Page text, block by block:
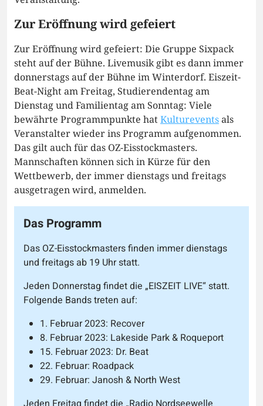
Zur Eröffnung wird gefeiert
Zur Eröffnung wird gefeiert: Die Gruppe Sixpack
steht auf der Bühne. Livemusik gibt es dann immer
donnerstags auf der Bühne im Winterdorf. Eiszeit-
Beat-Night am Freitag, Studierendentag am
Dienstag und Familientag am Sonntag: Viele
bewährte Programmpunkte hatKultureventsals
Veranstalter wieder ins Programm aufgenommen.
Das gilt auch für das OZ-Eisstockmasters.
Mannschaften können sich in Kürze für den
Wettbewerb, der immer dienstags und freitags
ausgetragen wird, anmelden.
Das Programm
Das OZ-Eisstockmasters finden immer dienstags
und freitags ab 19 Uhr statt.
Jeden Donnerstag findet die „EISZEIT LIVE“ statt.
Folgende Bands treten auf:
1. Februar 2023: Recover
8. Februar 2023: Lakeside Park & Roqueport
15. Februar 2023: Dr. Beat
22. Februar: Roadpack
29. Februar: Janosh & North West